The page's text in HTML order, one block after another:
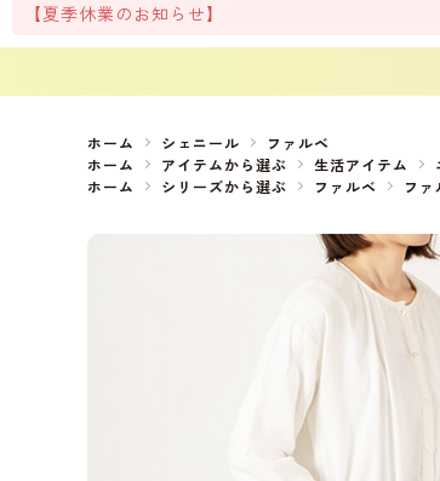
【夏季休業のお知らせ】
ホーム シェニール
ファルベ
ホーム
アイテムから選ぶ 生活アイテム
ホーム
シリーズから選ぶ ファルベ ファ